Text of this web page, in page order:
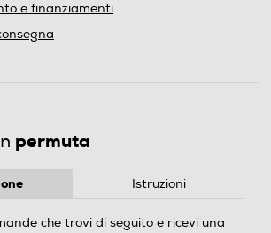
e finanziamenti
permuta
Istruzioni
che trovi di seguito e ricevi una